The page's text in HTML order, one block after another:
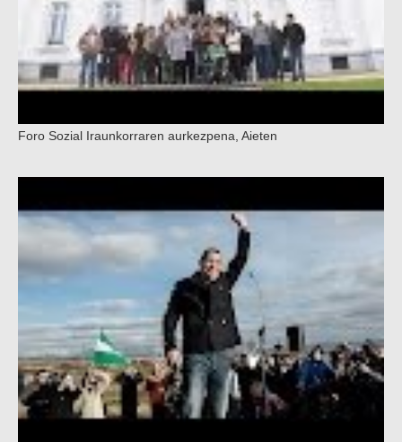
Foro Sozial Iraunkorraren aurkezpena, Aieten